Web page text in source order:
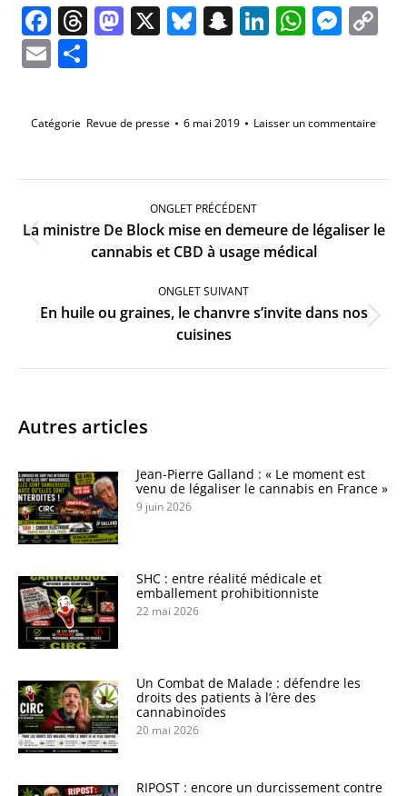
Facebook
Threads
Mastodon
X Bluesky
Snapchat
LinkedIn
Email
Catégorie Revue de presse 6 mai 2019 Laisser un commentaire
Navigation
ONGLET PRÉCÉDENT
Onglet
précédent
La ministre De Block mise en demeure de légaliser le
cannabis et CBD à usage médical
ONGLET SUIVANT
Onglet
suivant
En huile ou graines, le chanvre s’invite dans nos
cuisines
Autres articles
Jean-Pierre Galland : « Le moment est
venu de légaliser le cannabis en France »
9 juin 2026
SHC : entre réalité médicale et
emballement prohibitionniste
22 mai 2026
Un Combat de Malade : défendre les
droits des patients à l’ère des
cannabinoïdes
20 mai 2026
RIPOST : encore un durcissement contre